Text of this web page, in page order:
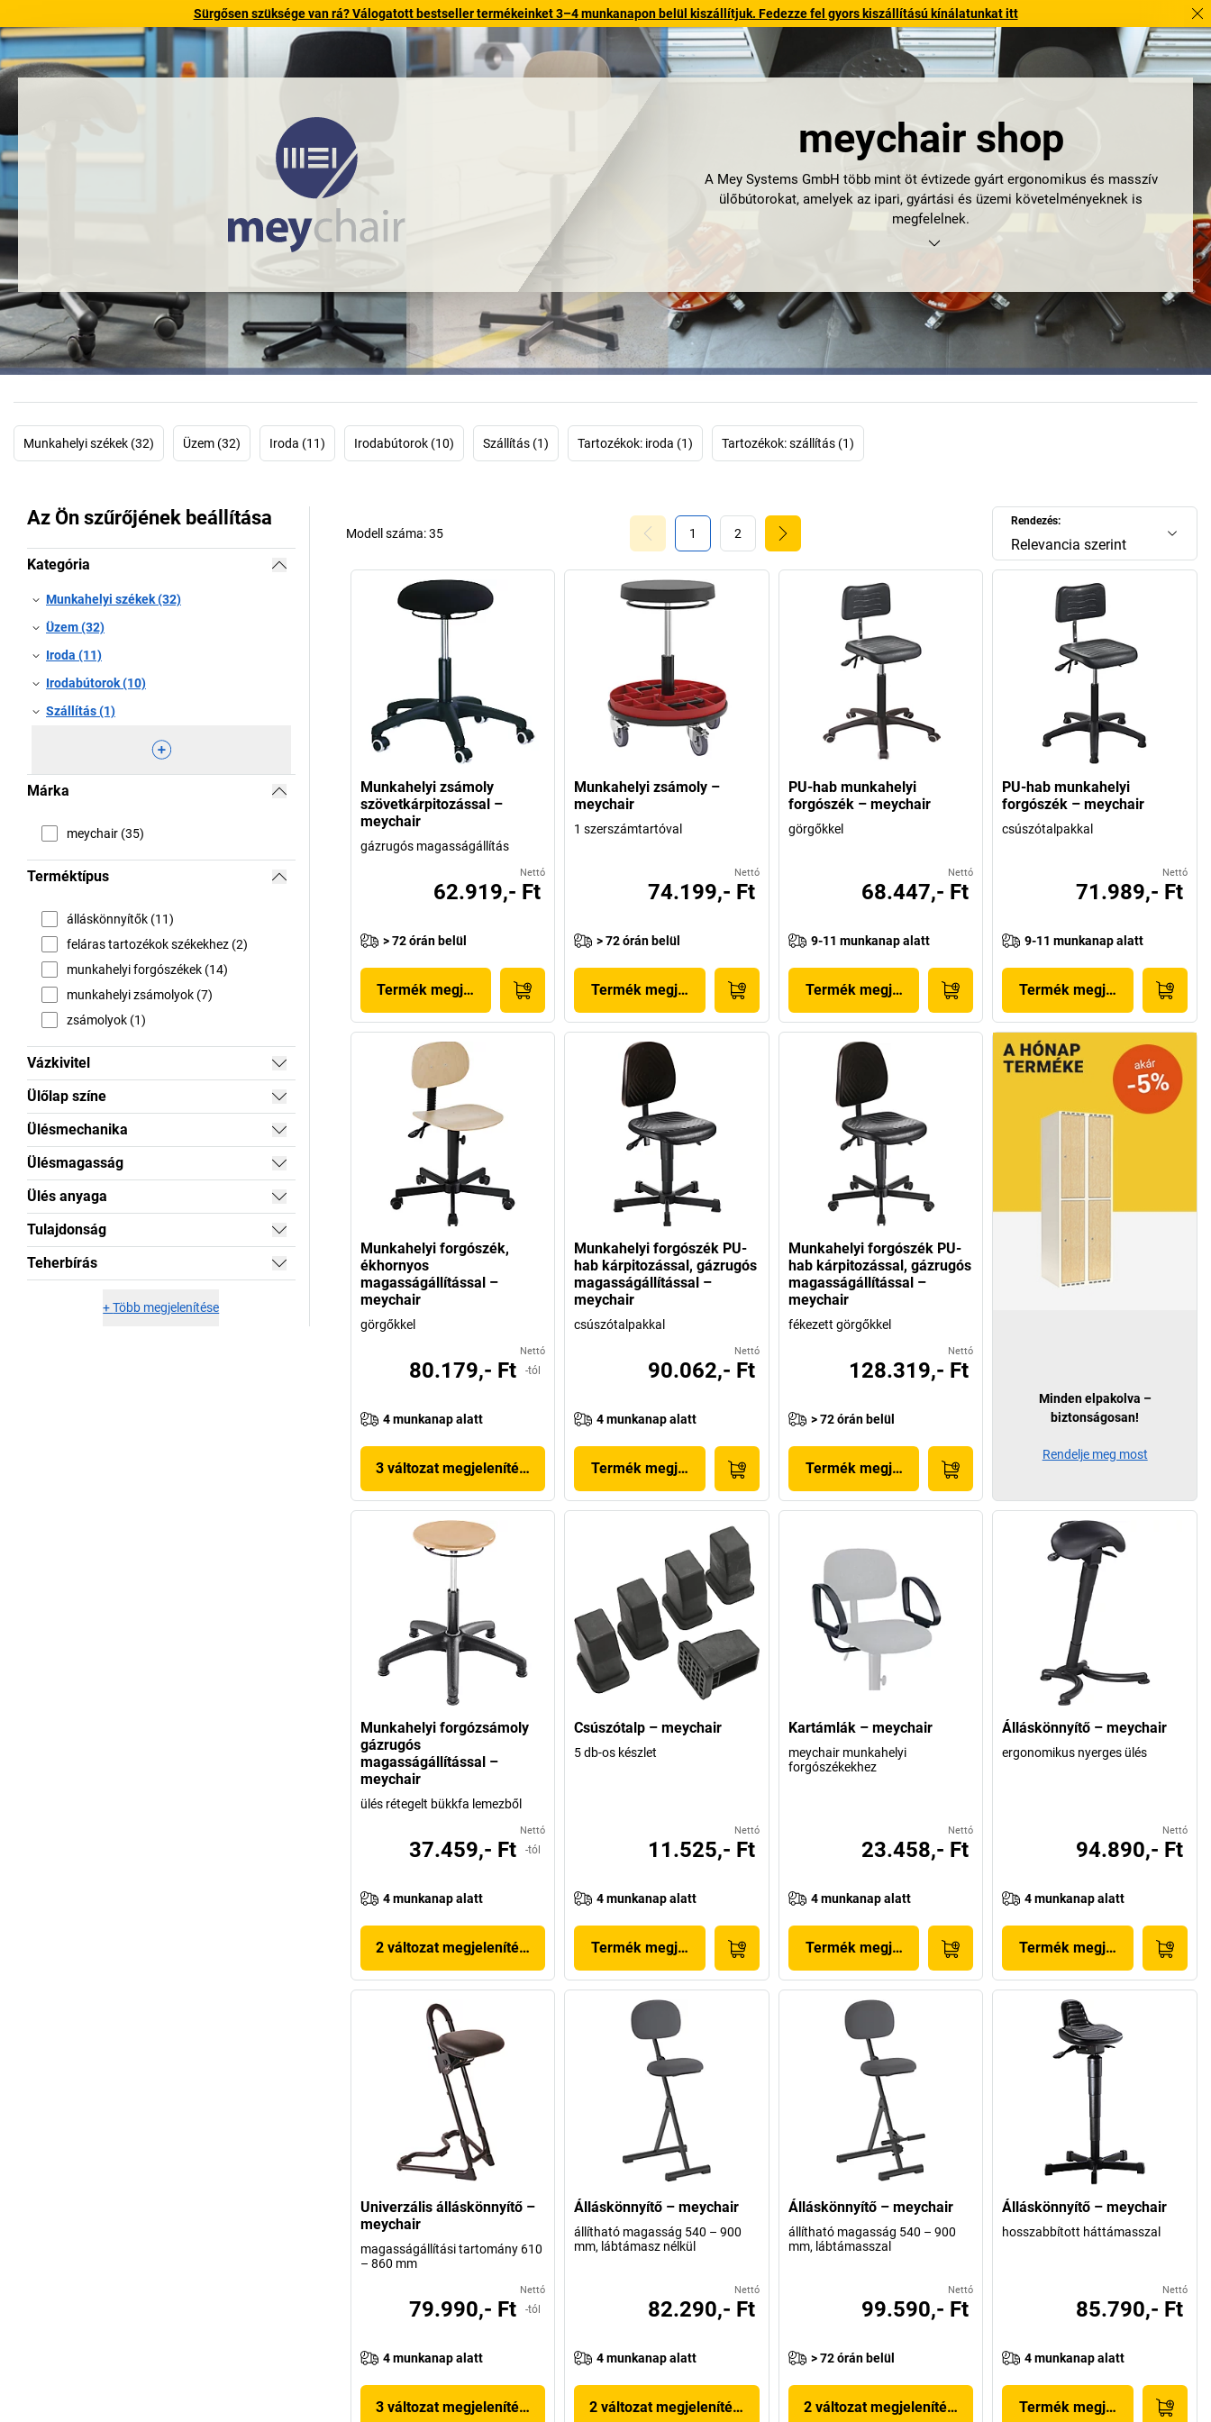
Sürgősen szüksége van rá? Válogatott bestseller termékeinket 3–4 munkanapon belül kiszállítjuk. Fedezze fel gyors kiszállítású kínálatunkat itt
meychair shop
A Mey Systems GmbH több mint öt évtizede gyárt ergonomikus és masszív
ülőbútorokat, amelyek az ipari, gyártási és üzemi követelményeknek is
megfelelnek.
A kis szerződéses hegesztőműhelyként indult vállalat mára a munkahelyi
kényelmet és stabilitást ötvöző megoldásokra specializálódott. Hogy mi a
sikerünk titka? A minőségre és a funkcionalitásra összpontosítunk.
A Mey Systems átfogó termékkínálatot nyújt az ergonomikus álláskönnyítők
különböző modelljeitől kezdve a rendkívüli teherbírású XXL ülőbútorokig.
Ezeket a megoldásokat kifejezetten olyan munkahelyekre tervezték, ahol
frankföldi (Bajorország) székhelyű Mey Systems olyan termékeket fejleszt,
amelyek kellemesebbé és produktívabbá teszik a mindennapi munkát. Az
ergonómiára és a terhelhetőségre nagy hangsúlyt fektetve olyan
ülőmegoldásokat hozunk létre, amelyek a legnehezebb munkakörülmények
Munkahelyi székek (32) Üzem (32) Iroda (11) Irodabútorok (10) Szállítás (1) Tartozékok: iroda (1) Tartozékok: szállítás (1)
Az Ön szűrőjének beállítása
Kategória
Munkahelyi székek (32)
Üzem (32)
Iroda (11)
Irodabútorok (10)
Szállítás (1)
Márka
meychair (35)
Terméktípus
álláskönnyítők (11)
feláras tartozékok székekhez (2)
munkahelyi forgószékek (14)
munkahelyi zsámolyok (7)
zsámolyok (1)
Vázkivitel
Ülőlap színe
Ülésmechanika
Ülésmagasság
Ülés anyaga
Tulajdonság
Teherbírás
+Több megjelenítése
Rendezés:
Relevancia szerint
1 2
Modell száma:35
Munkahelyi zsámoly
szövetkárpitozással –
meychair
gázrugós magasságállítás
Nettó
62.919,- Ft
> 72 órán belül
Termék megjelenítése
Munkahelyi zsámoly –
meychair
1 szerszámtartóval
Nettó
74.199,- Ft
> 72 órán belül
Termék megjelenítése
PU-hab munkahelyi
forgószék – meychair
görgőkkel
Nettó
68.447,- Ft
9-11 munkanap alatt
Termék megjelenítése
PU-hab munkahelyi
forgószék – meychair
csúszótalpakkal
Nettó
71.989,- Ft
9-11 munkanap alatt
Termék megjelenítése
Munkahelyi forgószék,
ékhornyos
magasságállítással –
meychair
görgőkkel
Nettó
80.179,- Ft -tól
4 munkanap alatt
3 változat megjelenítése
Munkahelyi forgószék PU-
hab kárpitozással, gázrugós
magasságállítással –
meychair
csúszótalpakkal
Nettó
90.062,- Ft
4 munkanap alatt
Termék megjelenítése
Munkahelyi forgószék PU-
hab kárpitozással, gázrugós
magasságállítással –
meychair
fékezett görgőkkel
Nettó
128.319,- Ft
> 72 órán belül
Termék megjelenítése
Munkahelyi forgózsámoly
gázrugós
magasságállítással –
meychair
ülés rétegelt bükkfa lemezből
Nettó
37.459,- Ft -tól
4 munkanap alatt
2 változat megjelenítése
Csúszótalp – meychair
5 db-os készlet
Nettó
11.525,- Ft
4 munkanap alatt
Termék megjelenítése
Kartámlák – meychair
meychair munkahelyi
forgószékekhez
Nettó
23.458,- Ft
4 munkanap alatt
Termék megjelenítése
Álláskönnyítő – meychair
ergonomikus nyerges ülés
Nettó
94.890,- Ft
4 munkanap alatt
Termék megjelenítése
Univerzális álláskönnyítő –
meychair
magasságállítási tartomány 610
– 860 mm
Nettó
79.990,- Ft -tól
4 munkanap alatt
3 változat megjelenítése
Álláskönnyítő – meychair
állítható magasság 540 – 900
mm, lábtámasz nélkül
Nettó
82.290,- Ft
4 munkanap alatt
2 változat megjelenítése
Álláskönnyítő – meychair
állítható magasság 540 – 900
mm, lábtámasszal
Nettó
99.590,- Ft
> 72 órán belül
2 változat megjelenítése
Álláskönnyítő – meychair
hosszabbított háttámasszal
Nettó
85.790,- Ft
4 munkanap alatt
Termék megjelenítése
Minden elpakolva –
biztonságosan!
Rendelje meg most